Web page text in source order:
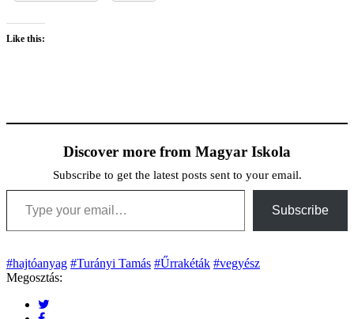
Like this:
Discover more from Magyar Iskola
Subscribe to get the latest posts sent to your email.
Type your email…
Subscribe
#hajtóanyag #Turányi Tamás #Űrrakéták #vegyész
Megosztás: